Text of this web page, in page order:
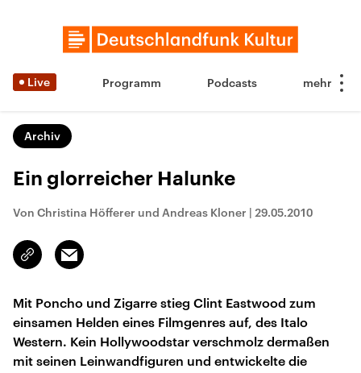
Live Programm Podcasts
Archiv
Ein glorreicher Halunke
Von Christina Höfferer und Andreas Kloner | 29.05.2010
Link
kopieren/teilen
Email
Mit Poncho und Zigarre stieg Clint Eastwood zum
einsamen Helden eines Filmgenres auf, des Italo
Western. Kein Hollywoodstar verschmolz dermaßen
mit seinen Leinwandfiguren und entwickelte die